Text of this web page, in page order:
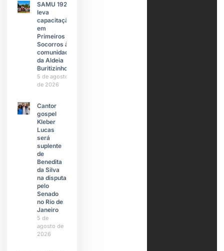
SAMU 192
leva
capacitação
em
Primeiros
Socorros à
comunidade
da Aldeia
Buritizinho
5 de agosto
de 2026
Cantor
gospel
Kleber
Lucas
será
suplente
de
Benedita
da Silva
na disputa
pelo
Senado
no Rio de
Janeiro
5 de
agosto de
2026